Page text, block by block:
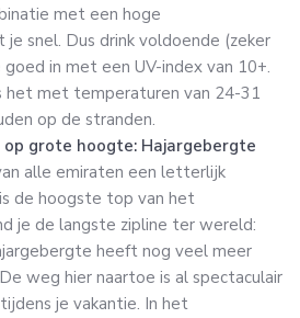
met een hoge
snel. Dus drink voldoende (zeker
in met een UV-index van 10+.
het met temperaturen van 24-31
op de stranden.
op grote hoogte: Hajargebergte
alle emiraten een letterlijk
de hoogste top van het
je de langste zipline ter wereld:
heeft nog veel meer
weg hier naartoe is al spectaculair
je vakantie. In het